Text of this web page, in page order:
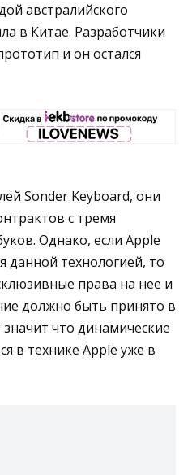
австралийского
в Китае. Разработчики
и он остался
Sonder Keyboard, они
с тремя
Однако, если Apple
данной технологией, то
права на нее и
должно быть принято в
что динамические
в технике Apple уже в